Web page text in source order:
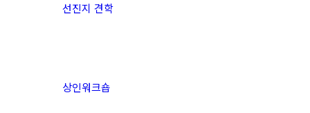
선진지 견학
상인워크숍